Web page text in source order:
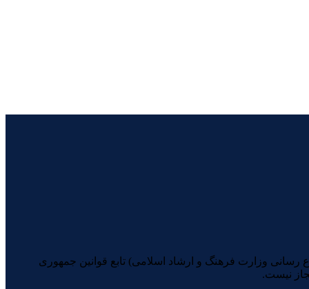
(با شماره مجوز 74398 از معاونت امور مطبوعاتی و اطلاع رسانی وزارت فرهنگ و ارشاد اسلامی) تابع قوانین جمهوری
نیست.